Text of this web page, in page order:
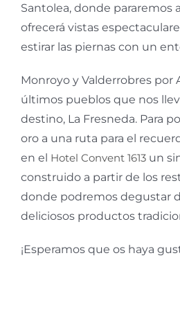
Santolea, donde pararemos
ofrecerá vistas
estirar las piernas con un
Monroyo y Valderrobres por
últimos pueblos que nos
destino, La Fresneda. Para
oro a una ruta para el
en el Hotel Convent 1613 un
construido a partir de los
donde podremos degustar
deliciosos productos
¡Esperamos que os haya